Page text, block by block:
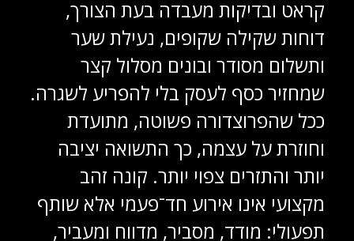
קראט ובדיקות מעבדה בעת הצורך,
דוחות שקילה שקופים, נעילת שער
ותשלום מסודר ובונים מסלול קצר
שמחזיר כסף לעסק בלי להפריע לשגרה.
ככל שהפרוצדורה פשוטה, מתועדת
וחוזרת על עצמה, כך התשואה יציבה
יותר והתזרים צפוי יותר. קונה זהב
מקצועי אינו אירוע חד־פעמי אלא שותף
תפעולי: מודד, מסביר, מדווח ומעביר,